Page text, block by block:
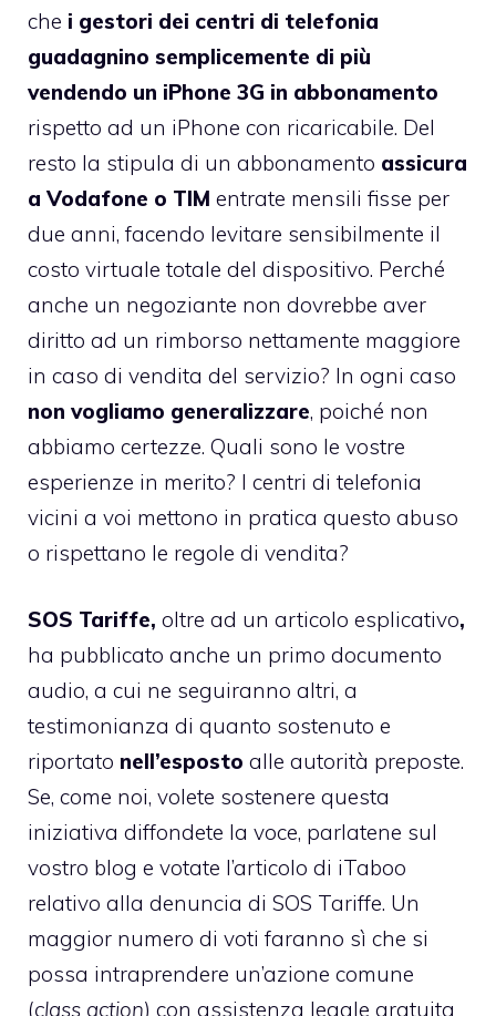
che i gestori dei centri di telefonia
guadagnino semplicemente di più
vendendo un iPhone 3G in abbonamento
rispetto ad un iPhone con ricaricabile. Del
resto la stipula di un abbonamento assicura
a Vodafone o TIM entrate mensili fisse per
due anni, facendo levitare sensibilmente il
costo virtuale totale del dispositivo. Perché
anche un negoziante non dovrebbe aver
diritto ad un rimborso nettamente maggiore
in caso di vendita del servizio? In ogni caso
non vogliamo generalizzare, poiché non
abbiamo certezze. Quali sono le vostre
esperienze in merito? I centri di telefonia
vicini a voi mettono in pratica questo abuso
o rispettano le regole di vendita?
SOS Tariffe, oltre ad un articolo esplicativo,
ha pubblicato anche un primo documento
audio, a cui ne seguiranno altri, a
testimonianza di quanto sostenuto e
riportato nell’esposto alle autorità preposte.
Se, come noi, volete sostenere questa
iniziativa diffondete la voce, parlatene sul
vostro blog e votate l’articolo di iTaboo
relativo alla denuncia di SOS Tariffe. Un
maggior numero di voti faranno sì che si
possa intraprendere un’azione comune
(class action) con assistenza legale gratuita